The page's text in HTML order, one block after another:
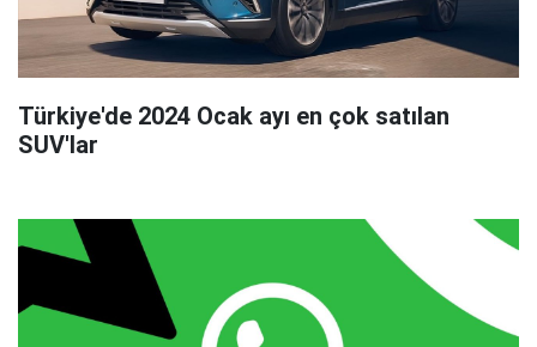
Türkiye'de 2024 Ocak ayı en çok satılan
SUV'lar